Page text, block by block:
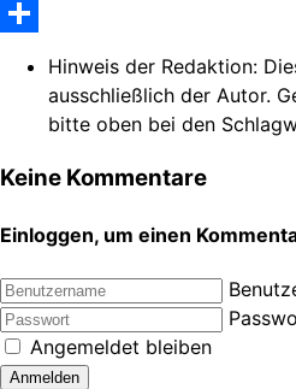
WhatsApp
Hinweis der Redaktion:
ausschließlich der Autor.
bitte oben bei den
Keine Kommentare
Einloggen, um einen
Angemeldet bleiben
Anmelden